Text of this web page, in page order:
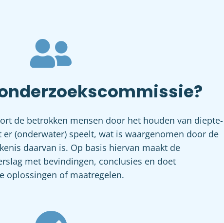
de betrokken mensen door het houden van diepte-
(onderwater) speelt, wat is waargenomen door de
daarvan is. Op basis hiervan maakt de
met bevindingen, conclusies en doet
oplossingen of maatregelen.